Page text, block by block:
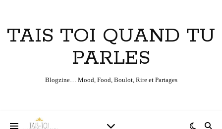
TAIS TOI QUAND TU
PARLES
Blogzine… Mood, Food, Boulot, Rire et Partages